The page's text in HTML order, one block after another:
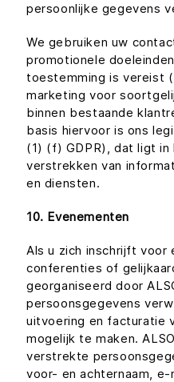
persoonlijke gegevens
We gebruiken uw
promotionele
toestemming is vereist
marketing voor
binnen bestaande
basis hiervoor is ons
(1) (f) GDPR), dat ligt in
verstrekken van
en diensten.
10. Evenementen
Als u zich inschrijft voor
conferenties of
georganiseerd door
persoonsgegevens
uitvoering en facturatie
mogelijk te maken.
verstrekte
voor- en achternaam,